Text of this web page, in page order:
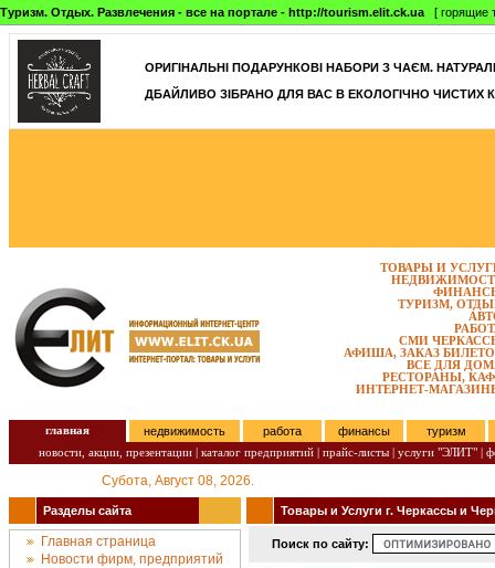
Туризм. Отдых. Развлечения - все на портале - http://tourism.elit.ck.ua [ горящие
ОРИГІНАЛЬНІ ПОДАРУНКОВІ НАБОРИ З ЧАЄМ.
ДБАЙЛИВО ЗІБРАНО ДЛЯ ВАС В ЕКОЛОГІЧНО ЧИСТИХ
ТОВАРЫ И
ТУРИЗМ,
СМИ
АФИША, ЗАКАЗ
ВСЕ ДЛЯ
РЕСТОРАНЫ,
ИНТЕРНЕТ-
главная недвижимость работа финансы
туризм
новости, акции, презентации | каталог предприятий | прайс-листы | услуги "ЭЛИТ" |
Субота, Август 08, 2026.
Разделы сайта
Главная страница
Новости фирм, предприятий
Товары и Услуги г. Черкассы и
Поиск по сайту: